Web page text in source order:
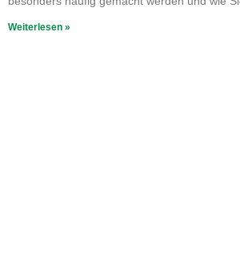
Weiterlesen »